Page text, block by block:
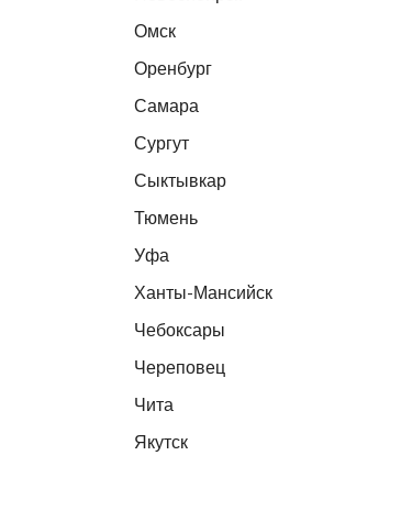
Омск
Оренбург
Самара
Сургут
Сыктывкар
Тюмень
Уфа
Ханты-Мансийск
Чебоксары
Череповец
Чита
Якутск